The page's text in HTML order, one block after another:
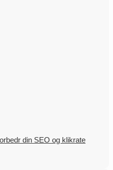
din SEO og klikrate